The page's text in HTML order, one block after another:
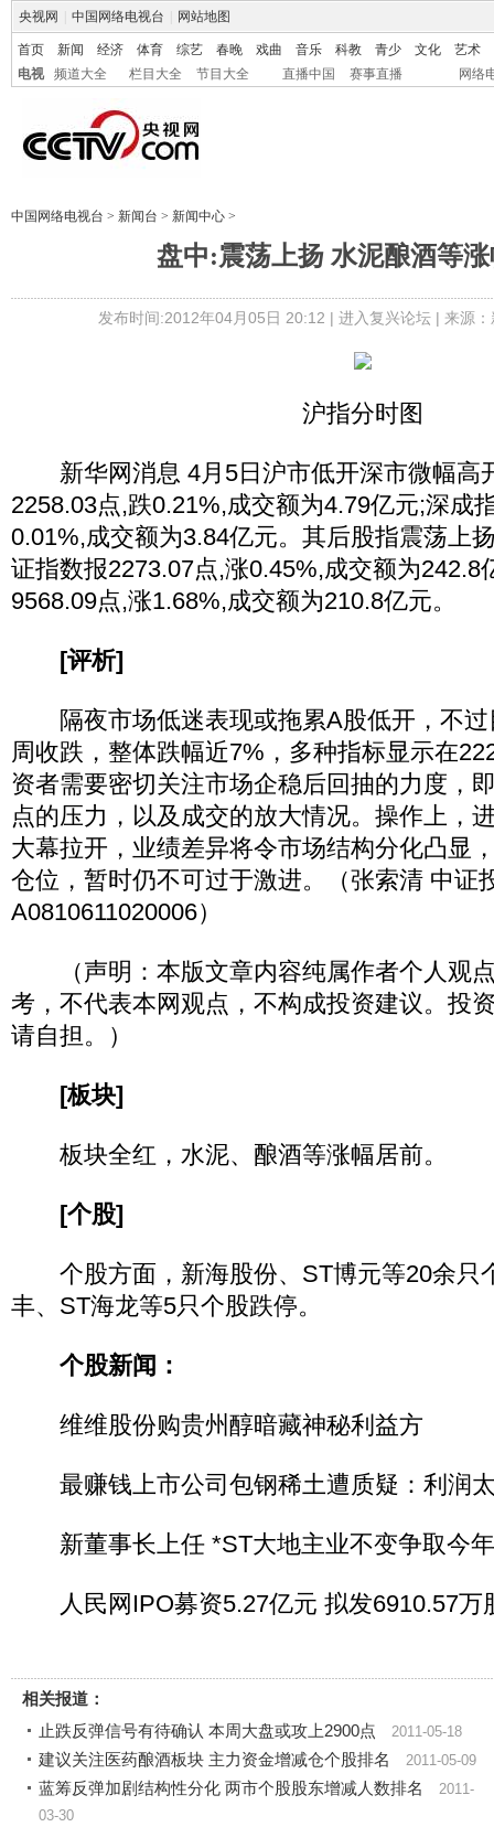
央视网 中国网络电视台 网站地图
首页 新闻 经济 体育 综艺 春晚 戏曲 音乐 科教 青少 文化
艺术
电视
频道大全 栏目大全 节目大全 直播中国 赛事直播 网络
中国网络电视台 > 新闻台 > 新闻中心 >
盘中:震荡上扬 水泥酿酒等
发布时间:2012年04月05日 20:12 | 进入复兴论坛| 来源
沪指分时图
新华网消息 4月5日沪市低开深市微幅高
2258.03点,跌0.21%,成交额为4.79亿元;深成
0.01%,成交额为3.84亿元。其后股指震荡上
证指数报2273.07点,涨0.45%,成交额为242.8
9568.09点,涨1.68%,成交额为210.8亿元。
[评析]
隔夜市场低迷表现或拖累A股低开，不过
周收跌，整体跌幅近7%，多种指标显示在
资者需要密切关注市场企稳后回抽的力度，
点的压力，以及成交的放大情况。操作上，
大幕拉开，业绩差异将令市场结构分化凸显
仓位，暂时仍不可过于激进。（张索清 中证
A0810611020006）
（声明：本版文章内容纯属作者个人观
考，不代表本网观点，不构成投资建议。投
请自担。）
[板块]
板块全红，水泥、酿酒等涨幅居前。
[个股]
个股方面，新海股份、ST博元等20余只
丰、ST海龙等5只个股跌停。
个股新闻：
维维股份购贵州醇暗藏神秘利益方
最赚钱上市公司包钢稀土遭质疑：利润
新董事长上任 *ST大地主业不变争取今
人民网IPO募资5.27亿元 拟发6910.57万
相关报道：
止跌反弹信号有待确认 本周大盘或攻上2900点
2011-05-18
建议关注医药酿酒板块 主力资金增减仓个股排名 2011-05-09
蓝筹反弹加剧结构性分化 两市个股股东增减人数排名 2011-
03-30